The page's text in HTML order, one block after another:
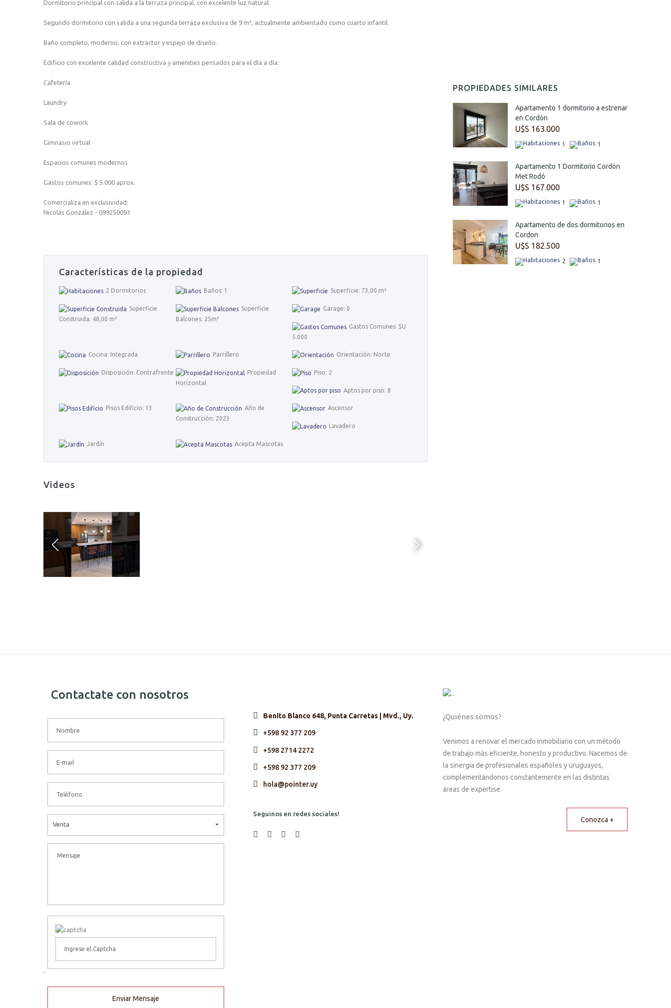
Dormitorio principal con salida a la terraza principal, con excelente luz natural.
Segundo dormitorio con salida a una segunda terraza exclusiva de 9 m², actualmente ambientado como cuarto infantil.
Baño completo, moderno, con extractor y espejo de diseño.
Edificio con excelente calidad constructiva y amenities pensados para el día a día:
Cafetería
Laundry
Sala de cowork
Gimnasio virtual
Espacios comunes modernos
Gastos comunes: $ 5.000 aprox.
Comercializa en exclusividad:
Nicolás González - 099250091
Características de la propiedad
2 Dormitorios Baños: 1 Superficie: 73,00 m²
Superficie
Construida: 48,00 m²
Superficie
Balcones: 25m²
Garage: 0
Gastos Comunes: $U
5.000
Cocina: Integrada Parrillero Orientación: Norte
Disposición: Contrafrente
Propiedad
Horizontal
Piso: 2
Aptos por piso: 8
Pisos Edificio: 13
Año de
Construcción: 2023
Ascensor
Lavadero
Jardín Acepta Mascotas
Videos
PROPIEDADES SIMILARES
Apartamento 1 dormitorio a estrenar
en Cordón
U$S 163.000
1 1
Apartamento 1 Dormitorio Cordón
Met Rodó
U$S 167.000
1 1
Apartamento de dos dormitorios en
Cordon
U$S 182.500
2 1
Contactate con nosotros
Venta
'
Enviar Mensaje
Benito Blanco 648, Punta Carretas | Mvd., Uy.
+598 92 377 209
+598 2714 2272
+598 92 377 209
hola@pointer.uy
Seguinos en redes sociales!
¿Quiénes somos?
Venimos a renovar el mercado inmobiliario con un método
de trabajo más eficiente, honesto y productivo. Nacemos de
la sinergia de profesionales españoles y uruguayos,
complementándonos constantemente en las distintas
áreas de expertise.
Conozca +